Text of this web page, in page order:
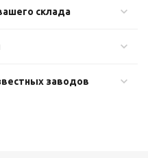
склада
заводов